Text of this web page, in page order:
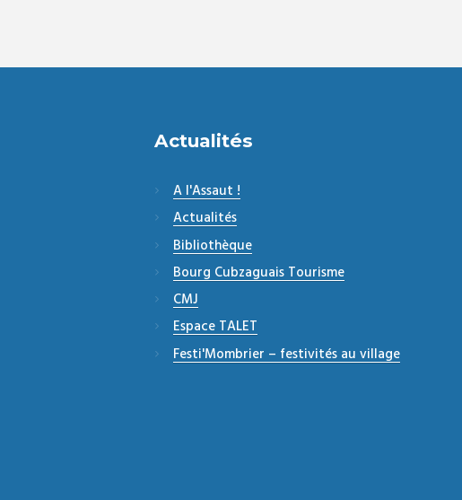
Actualités
A l'Assaut !
Actualités
Bibliothèque
Bourg Cubzaguais Tourisme
CMJ
Espace TALET
Festi'Mombrier – festivités au village